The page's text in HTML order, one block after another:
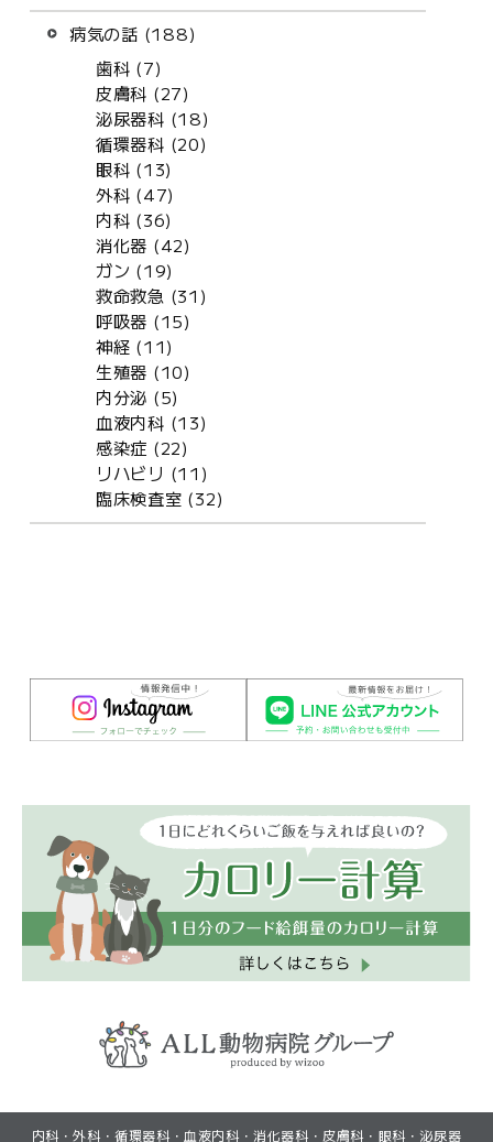
(GoogleMapで見る)
(初診・再診)LINEから予約 (再診)Web予約
(GoogleMapで見る)
(初診・再診)LINEから予約 (再診)Web予約
病気の話 (188)
歯科 (7)
皮膚科 (27)
泌尿器科 (18)
循環器科 (20)
眼科 (13)
外科 (47)
内科 (36)
消化器 (42)
ガン (19)
救命救急 (31)
呼吸器 (15)
神経 (11)
生殖器 (10)
内分泌 (5)
血液内科 (13)
感染症 (22)
リハビリ (11)
臨床検査室 (32)
内科・外科・循環器科・血液内科・消化器科・皮膚科・眼科・泌尿器